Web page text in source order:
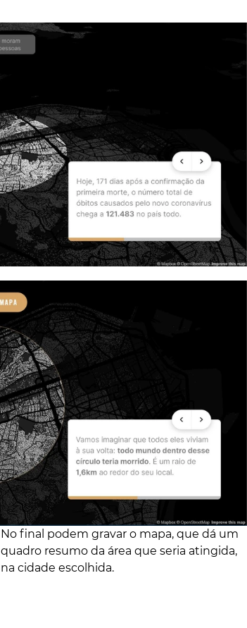
No final podem gravar o mapa, que dá um
quadro resumo da área que seria atingida,
na cidade escolhida.